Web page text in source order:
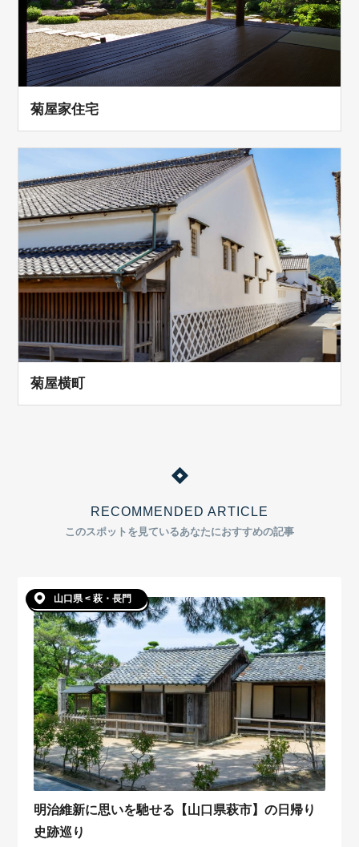
菊屋家住宅
菊屋横町
RECOMMENDED ARTICLE
このスポットを見ているあなたにおすすめの記事
山口県 < 萩・長門
明治維新に思いを馳せる【山口県萩市】の日帰り
史跡巡り